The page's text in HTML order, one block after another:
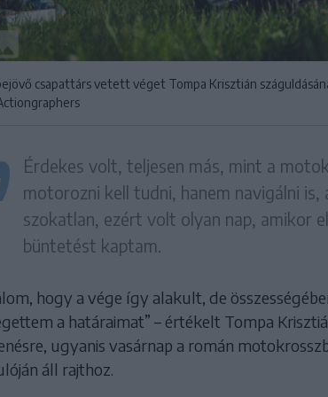
csapattárs vetett véget Tompa Krisztián
Érdekes volt, teljesen más, mint a
motorozni kell tudni, hanem navigálni is,
szokatlan, ezért volt olyan nap, amikor
büntetést kaptam.
hogy a vége így alakult, de
a határaimat” – értékelt Tompa
ugyanis vasárnap a román
áll rajthoz.